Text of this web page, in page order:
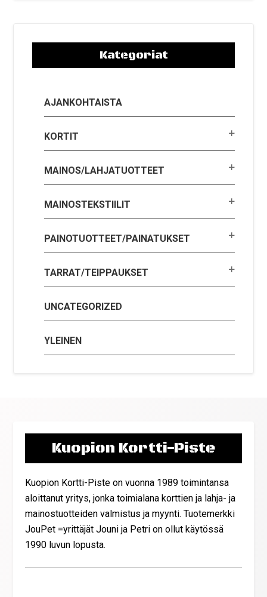
Kategoriat
AJANKOHTAISTA
KORTIT
MAINOS/LAHJATUOTTEET
MAINOSTEKSTIILIT
PAINOTUOTTEET/PAINATUKSET
TARRAT/TEIPPAUKSET
UNCATEGORIZED
YLEINEN
Kuopion Kortti-Piste
Kuopion Kortti-Piste on vuonna 1989 toimintansa
aloittanut yritys, jonka toimialana korttien ja lahja- ja
mainostuotteiden valmistus ja myynti. Tuotemerkki
JouPet =yrittäjät Jouni ja Petri on ollut käytössä
1990 luvun lopusta.